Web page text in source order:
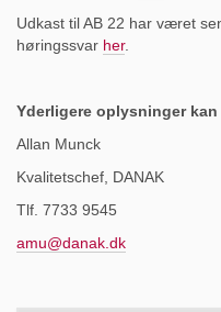
Udkast til AB 22 har været
høringssvar her.
Yderligere oplysninger
Allan Munck
Kvalitetschef, DANAK
Tlf. 7733 9545
amu@danak.dk